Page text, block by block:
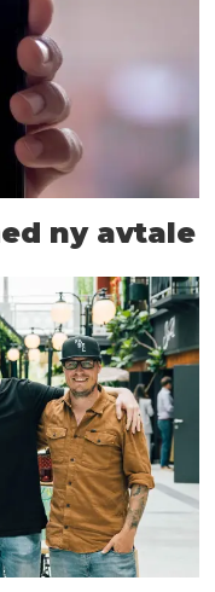
ny avtale